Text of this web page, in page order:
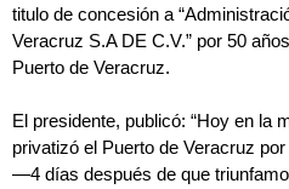
titulo de concesión a
Veracruz S.A DE C.V.” por 50
Puerto de Veracruz.
El presidente, publicó: “Hoy en la
privatizó el Puerto de Veracruz
—4 días después de que